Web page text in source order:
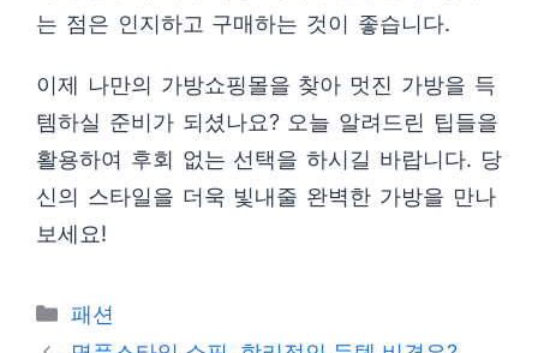
는 점은 인지하고 구매하는 것이 좋습니다.
이제 나만의 가방쇼핑몰을 찾아 멋진 가방을 득
템하실 준비가 되셨나요? 오늘 알려드린 팁들을
활용하여 후회 없는 선택을 하시길 바랍니다. 당
신의 스타일을 더욱 빛내줄 완벽한 가방을 만나
보세요!
카
테
패션